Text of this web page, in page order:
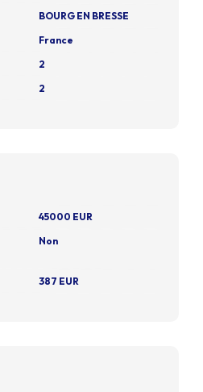
BOURG EN BRESSE
France
2
2
45000 EUR
Non
387 EUR